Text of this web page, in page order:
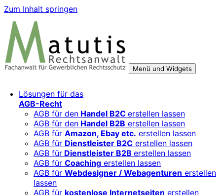
Zum Inhalt springen
wachsen mit starken AGB, Datenschutz und
Markenschutz
Aktivitäten, Plattformen und Innovationen rechtssicher
entwickeln und skalieren wollen.
Menü und Widgets
Lösungen für das
AGB-Recht
AGB für den Handel B2C erstellen lassen
AGB für den Handel B2B erstellen lassen
AGB für Amazon, Ebay etc. erstellen lassen
AGB für Dienstleister B2C erstellen lassen
AGB für Dienstleister B2B erstellen lassen
AGB für Coaching erstellen lassen
AGB für Webdesigner / Webagenturen erstellen
lassen
AGB für kostenlose Internetseiten erstellen